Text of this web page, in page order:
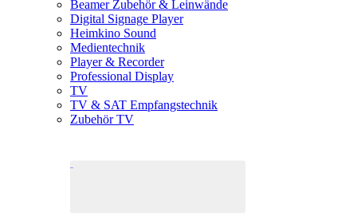
Beamer Zubehör & Leinwände
Digital Signage Player
Heimkino Sound
Medientechnik
Player & Recorder
Professional Display
TV
TV & SAT Empfangstechnik
Zubehör TV